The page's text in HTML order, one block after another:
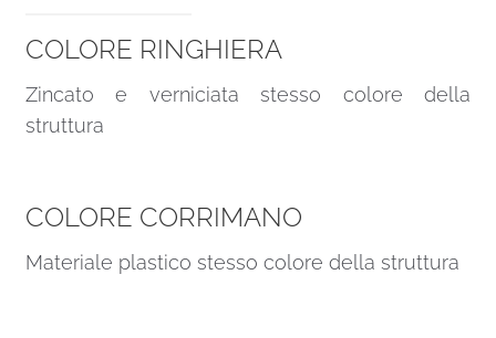
COLORE RINGHIERA
Zincato e verniciata stesso colore della
struttura
COLORE CORRIMANO
Materiale plastico stesso colore della struttura